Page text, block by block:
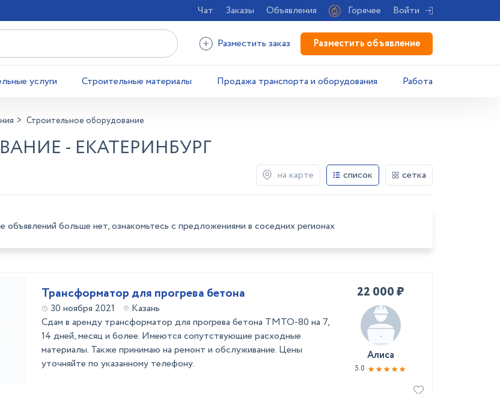
Чат Заказы Объявления Горячее Войти
Разместить заказ Разместить объявление
услуги Строительные материалы Продажа транспорта и оборудования Работа
Строительное оборудование
- ЕКАТЕРИНБУРГ
на карте список сетка
объявлений больше нет, ознакомьтесь с предложениями в соседних регионах
Трансформатор для прогрева бетона
30 ноября 2021
Казань
Сдам в аренду трансформатор для прогрева бетона ТМТО-80 на 7,
14 дней, месяц и более. Имеются сопутствующие расходные
материалы. Также принимаю на ремонт и обслуживание. Цены
уточняйте по указанному телефону.
22 000 ₽
Алиса
5.0